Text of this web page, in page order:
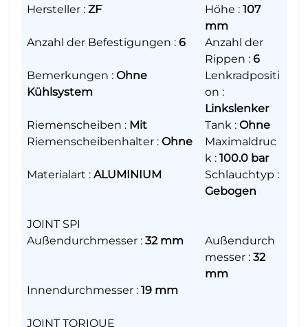
Hersteller : ZF Höhe : 107
mm
Anzahl der Befestigungen : 6
Anzahl der
Rippen : 6
Bemerkungen : Ohne
Kühlsystem
Lenkradpositi
on :
Linkslenker
Riemenscheiben : Mit Tank : Ohne
Riemenscheibenhalter : Ohne
Maximaldruc
k : 100.0 bar
Materialart : ALUMINIUM Schlauchtyp :
Gebogen
JOINT SPI
Außendurchmesser : 32 mm
Außendurch
messer : 32
mm
Innendurchmesser : 19 mm
JOINT TORIQUE